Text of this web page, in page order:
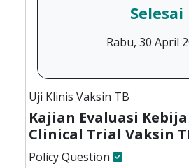
Selesai
Rabu, 30 April
Uji Klinis Vaksin TB
Kajian Evaluasi
Clinical Trial Vaksin
Policy Question